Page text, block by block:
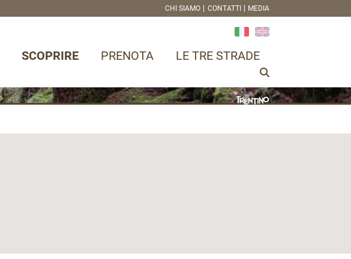
CHI SIAMO CONTATTI MEDIA
SCOPRIRE PRENOTA LE TRE STRADE